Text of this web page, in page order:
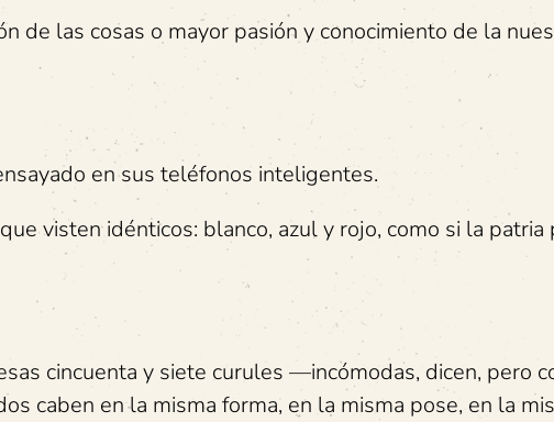
de las cosas o mayor pasión y conocimiento de la
en sus teléfonos inteligentes.
visten idénticos: blanco, azul y rojo, como si la patria
cincuenta y siete curules —incómodas, dicen, pero
caben en la misma forma, en la misma pose, en la